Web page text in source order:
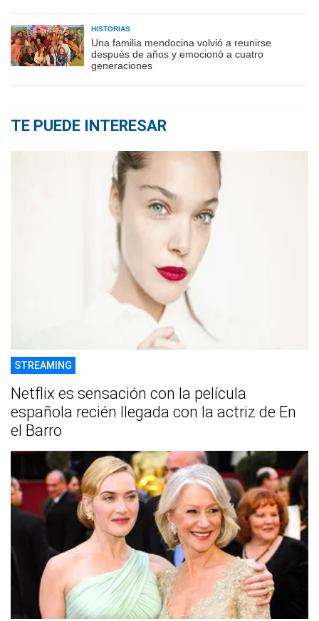
HISTORIAS
Una familia mendocina volvió a reunirse
después de años y emocionó a cuatro
generaciones
TE PUEDE INTERESAR
STREAMING
Netflix es sensación con la película
española recién llegada con la actriz de En
el Barro